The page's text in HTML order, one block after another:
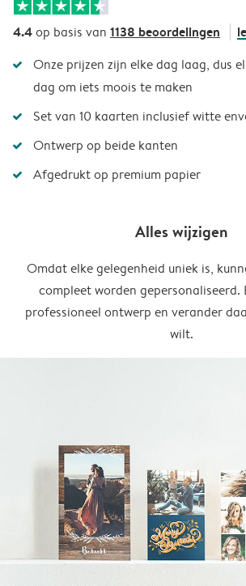
4.4op basis van 1138 beoordelingen
Onze prijzen zijn elke dag laag, dus
dag om iets moois te maken
Set van 10 kaarten inclusief witte
Ontwerp op beide kanten
Afgedrukt op premium papier
Alles wijzigen
Omdat elke gelegenheid uniek is,
compleet worden gepersonaliseerd.
professioneel ontwerp en verander
wilt.